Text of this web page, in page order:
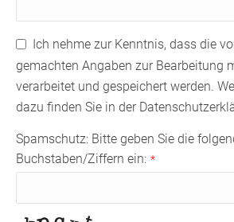
Email
Address *
Ich nehme zur Kenntnis, dass die
gemachten Angaben zur Bearbeitung
verarbeitet und gespeichert werden.
dazu finden Sie in der
Spamschutz: Bitte geben Sie die
Buchstaben/Ziffern ein: *